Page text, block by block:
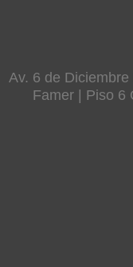
Av. 6 de
Famer | Piso 6